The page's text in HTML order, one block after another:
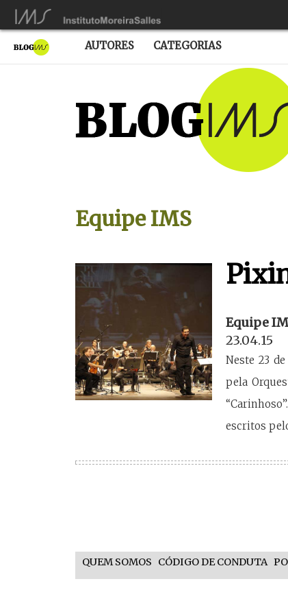
AUTORES CATEGORIAS
Equipe IMS
Equipe
23.04.15
Neste 23
pela
escritos
QUEM SOMOS CÓDIGO DE CONDUTA